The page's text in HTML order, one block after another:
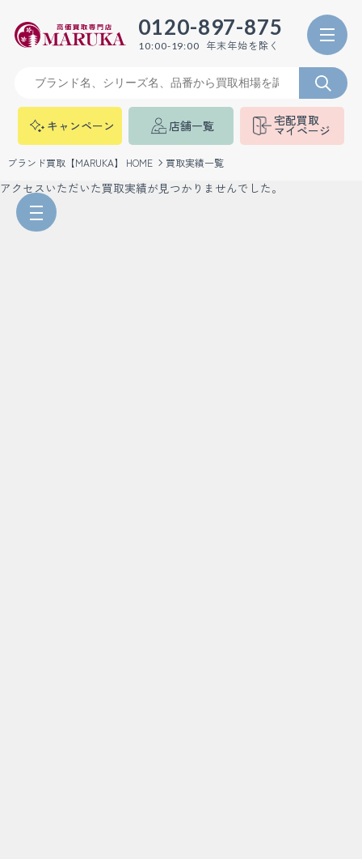
0120-897-875
10:00-19:00 年末年始を除く
キャンペーン 店舗一覧 宅配買取
マイページ
ブランド買取【MARUKA】 HOME 買取実績一覧
アクセスいただいた買取実績が見つかりませんでした。